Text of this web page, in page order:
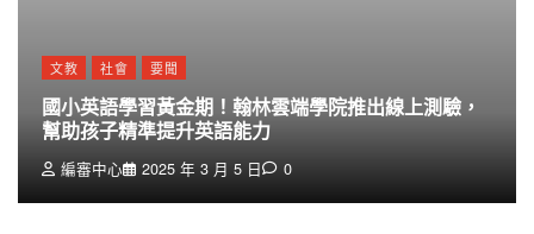
文教 社會 要聞
國小英語學習黃金期！翰林雲端學院推出線上測驗，
幫助孩子精準提升英語能力
編審中心 2025 年 3 月 5 日 0